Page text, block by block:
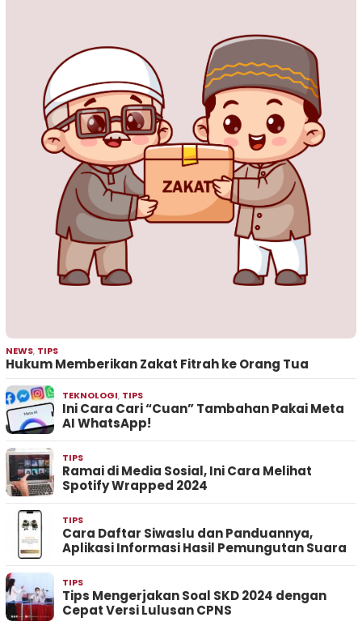
NEWS, TIPS
Hukum Memberikan Zakat Fitrah ke Orang Tua
TEKNOLOGI, TIPS
Ini Cara Cari “Cuan” Tambahan Pakai Meta
AI WhatsApp!
TIPS
Ramai di Media Sosial, Ini Cara Melihat
Spotify Wrapped 2024
TIPS
Cara Daftar Siwaslu dan Panduannya,
Aplikasi Informasi Hasil Pemungutan Suara
TIPS
Tips Mengerjakan Soal SKD 2024 dengan
Cepat Versi Lulusan CPNS